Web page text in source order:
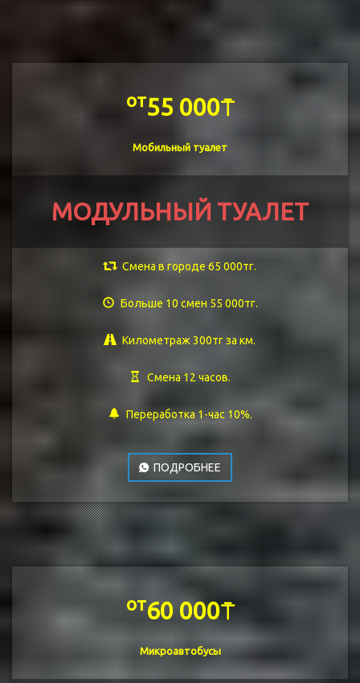
от55 000⍑
Мобильный туалет
МОДУЛЬНЫЙ ТУАЛЕТ
Смена в городе 65 000тг.
Больше 10 смен 55 000тг.
Километраж 300тг за км.
Смена 12 часов.
Переработка 1-час 10%.
ПОДРОБНЕЕ
от60 000⍑
Микроавтобусы